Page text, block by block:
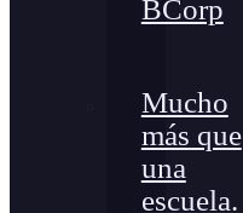
BCorp
Mucho
más que
una
escuela.